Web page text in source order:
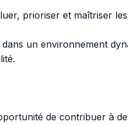
prioriser et maîtriser
un environnement
de contribuer à